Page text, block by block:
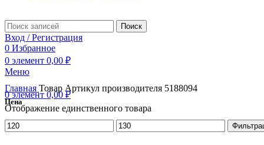
Поиск
Вход / Регистрация
0 Избранное
0 элемент 0,00 ₽
Меню
0элемент 0,00₽
Главная Товар Артикул производителя 5188094
Отображение единственного товара
Цена
Минимальная
цена
Максимальная
цена